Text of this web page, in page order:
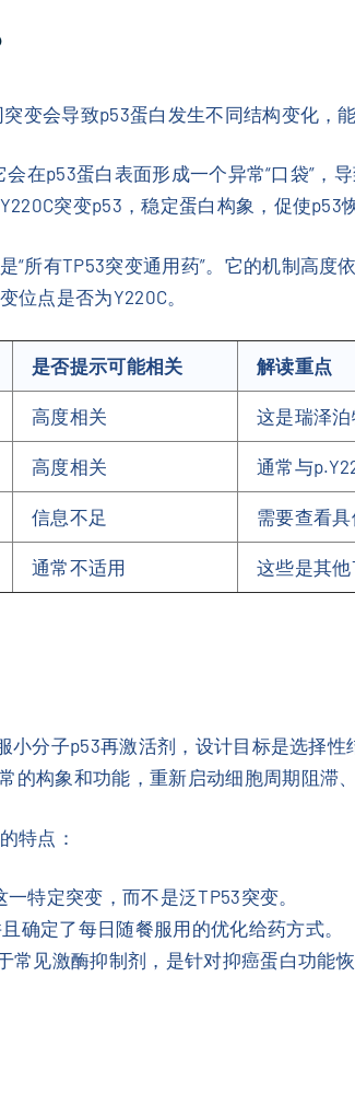
变会导致p53蛋白发生不同结构变化，
在p53蛋白表面形成一个异常“口袋”，
突变p53，稳定蛋白构象，促使p53
所有TP53突变通用药”。它的机制高度
位点是否为Y220C。
是否提示可能相关 解读重点
高度相关 这是瑞泽
高度相关 通常与
信息不足 需要查看
通常不适用 这些是其
小分子p53再激活剂，设计目标是选择
的构象和功能，重新启动细胞周期阻滞
特点：
一特定突变，而不是泛TP53突变。
确定了每日随餐服用的优化给药方式。
常见激酶抑制剂，是针对抑癌蛋白功能恢